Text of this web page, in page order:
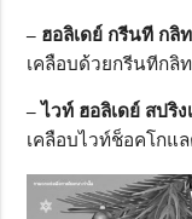
– ฮอลิเดย์ กรีนที กลิ
เคลือบด้วยกรีนทีกลิ
– ไวท์ ฮอลิเดย์ สปริง
เคลือบไวท์ช็อคโกแ